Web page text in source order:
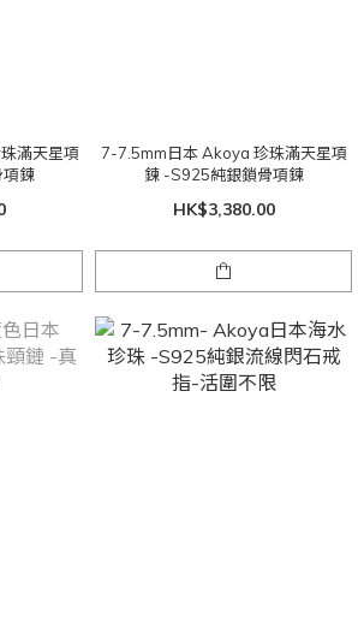
滿天星項
項鍊
7-7.5mm日本 Akoya 珍珠滿天星項
鍊 -S925純銀鎖骨項鍊
HK$3,380.00